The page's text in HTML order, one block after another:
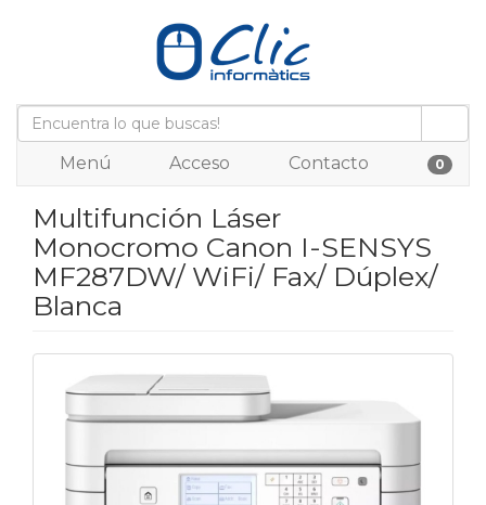
Menú Acceso Contacto 0
Multifunción Láser
Monocromo Canon I-SENSYS
MF287DW/ WiFi/ Fax/ Dúplex/
Blanca